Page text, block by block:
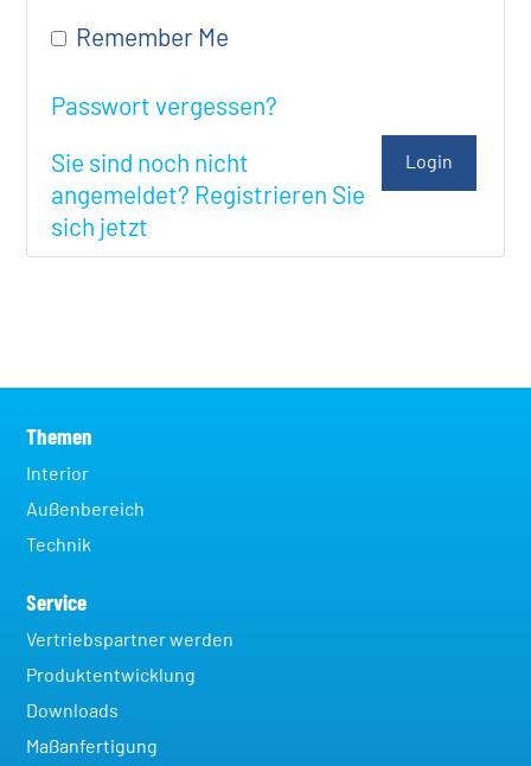
Remember Me
Passwort vergessen?
Sie sind noch nicht
angemeldet? Registrieren Sie
sich jetzt
Themen
Interior
Außenbereich
Technik
Service
Vertriebspartner werden
Produktentwicklung
Downloads
Maßanfertigung